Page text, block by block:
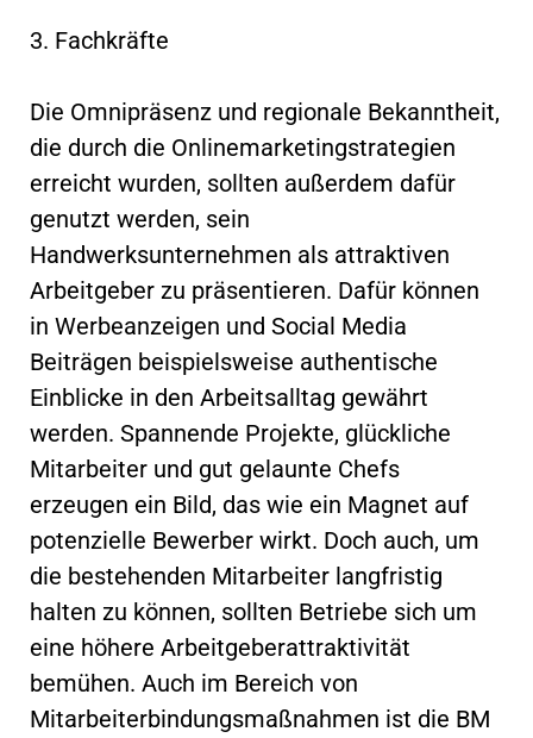
3. Fachkräfte
Die Omnipräsenz und regionale Bekanntheit,
die durch die Onlinemarketingstrategien
erreicht wurden, sollten außerdem dafür
genutzt werden, sein
Handwerksunternehmen als attraktiven
Arbeitgeber zu präsentieren. Dafür können
in Werbeanzeigen und Social Media
Beiträgen beispielsweise authentische
Einblicke in den Arbeitsalltag gewährt
werden. Spannende Projekte, glückliche
Mitarbeiter und gut gelaunte Chefs
erzeugen ein Bild, das wie ein Magnet auf
potenzielle Bewerber wirkt. Doch auch, um
die bestehenden Mitarbeiter langfristig
halten zu können, sollten Betriebe sich um
eine höhere Arbeitgeberattraktivität
bemühen. Auch im Bereich von
Mitarbeiterbindungsmaßnahmen ist die BM